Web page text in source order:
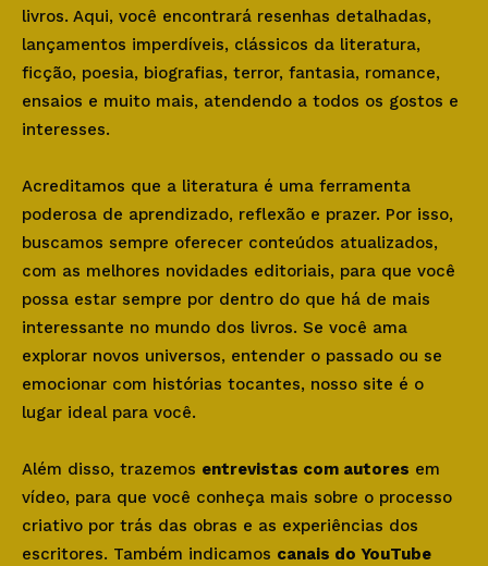
livros. Aqui, você encontrará resenhas detalhadas,
lançamentos imperdíveis, clássicos da literatura,
ficção, poesia, biografias, terror, fantasia, romance,
ensaios e muito mais, atendendo a todos os gostos e
interesses.
Acreditamos que a literatura é uma ferramenta
poderosa de aprendizado, reflexão e prazer. Por isso,
buscamos sempre oferecer conteúdos atualizados,
com as melhores novidades editoriais, para que você
possa estar sempre por dentro do que há de mais
interessante no mundo dos livros. Se você ama
explorar novos universos, entender o passado ou se
emocionar com histórias tocantes, nosso site é o
lugar ideal para você.
Além disso, trazemos entrevistas com autores em
vídeo, para que você conheça mais sobre o processo
criativo por trás das obras e as experiências dos
escritores. Também indicamos canais do YouTube